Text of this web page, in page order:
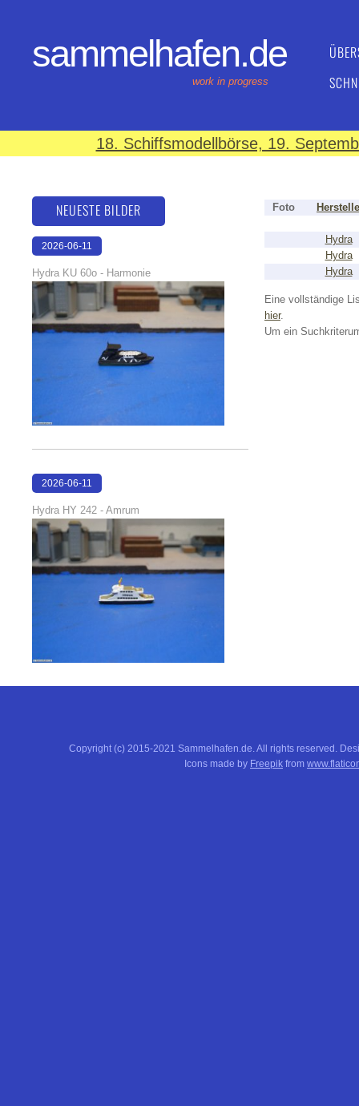
sammelhafen.de
work in progress
18. Schiffsmodellbörse, 19.
Foto
Hydra
Hydra
Hydra
Eine vollständige
hier.
Um ein
NEUESTE BILDER
2026-06-11
Hydra KU 60o - Harmonie
2026-06-11
Hydra HY 242 - Amrum
Copyright (c) 2015-2021 Sammelhafen.de. All rights reserved.
Icons made by Freepik from